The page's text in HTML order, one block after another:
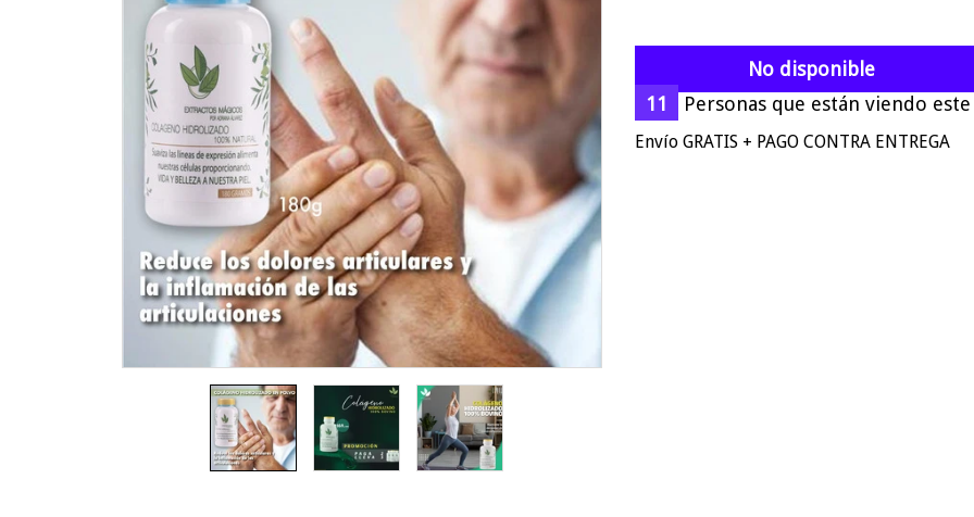
No disponible
8
Personas que están viendo este
Envío GRATIS + PAGO CONTRA ENTREGA